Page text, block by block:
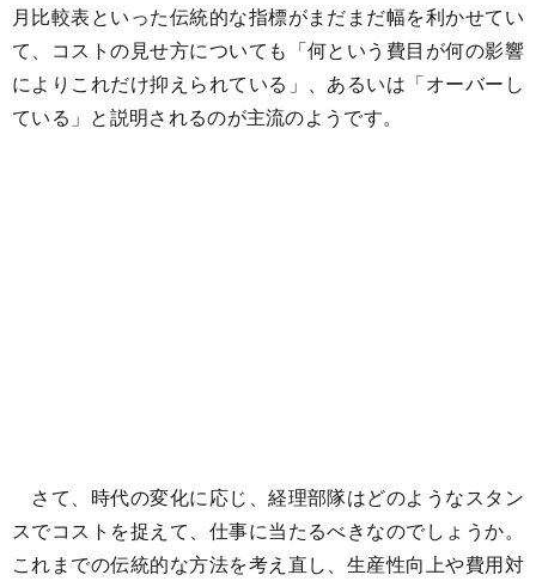
月比較表といった伝統的な指標がまだまだ幅を利かせてい
て、コストの見せ方についても「何という費目が何の影響
によりこれだけ抑えられている」、あるいは「オーバーし
ている」と説明されるのが主流のようです。
さて、時代の変化に応じ、経理部隊はどのようなスタン
スでコストを捉えて、仕事に当たるべきなのでしょうか。
これまでの伝統的な方法を考え直し、生産性向上や費用対